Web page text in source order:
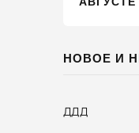
НОВОЕ И
ДДД